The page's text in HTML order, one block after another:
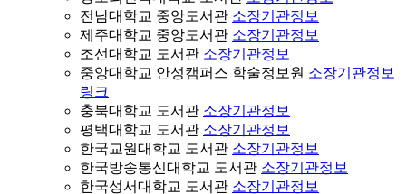
전남대학교 중앙도서관 소장기관정보
제주대학교 중앙도서관 소장기관정보
조선대학교 도서관 소장기관정보
중앙대학교 안성캠퍼스 학술정보원 소장기관정보
링크
충북대학교 도서관 소장기관정보
평택대학교 도서관 소장기관정보
한국교원대학교 도서관 소장기관정보
한국방송통신대학교 도서관 소장기관정보
한국성서대학교 도서관 소장기관정보